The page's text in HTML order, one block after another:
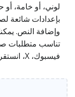
لوني، أو خامة،
بإعدادات شائعة
وإضافة النص.
تناسب متطلبات
فيسبوك، X، انستقرام، وتيك توك – بدون تثبيت أي برنامج.